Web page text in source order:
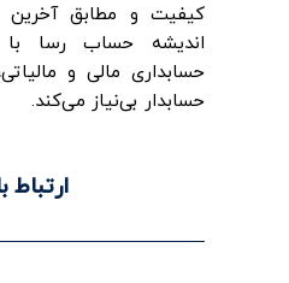
کیفیت و مطابق آخرین
اندیشه حساب رسا با
حسابداری مالی و
حسابدار بی‌نیاز می‌کند.
ارتباط